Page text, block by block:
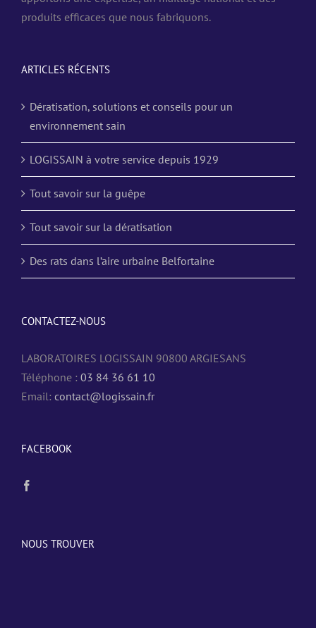
produits efficaces que nous fabriquons.
ARTICLES RÉCENTS
Dératisation, solutions et conseils pour un
environnement sain
LOGISSAIN à votre service depuis 1929
Tout savoir sur la guêpe
Tout savoir sur la dératisation
Des rats dans l’aire urbaine Belfortaine
CONTACTEZ-NOUS
LABORATOIRES LOGISSAIN 90800 ARGIESANS
Téléphone : 03 84 36 61 10
Email: contact@logissain.fr
FACEBOOK
NOUS TROUVER